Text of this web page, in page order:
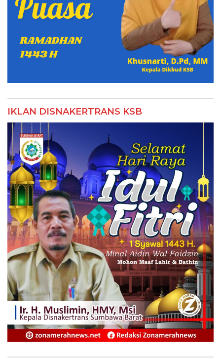
IKLAN DISNAKERTRANS KSB